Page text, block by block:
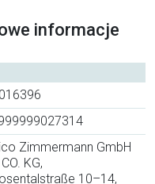
informacje
Zimmermann GmbH
KG,
10–14,